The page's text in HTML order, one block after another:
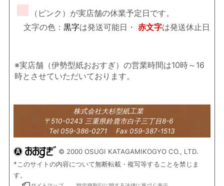
■
（ピンク）が実店舗の休業予定日です。
文字の色： 黒字は発送可能日・ 赤文字は発送休止日
※実店舗（伊勢型紙おおすぎ）の営業時間は10時～16
時とさせていただいております。
株式会社大杉型紙工業
〒510-0243 三重県鈴鹿市白子三丁目8-6
Tel 059-386-0271 Fax 059-387-1513
© 2000 OSUGI KATAGAMIKOGYO CO., LTD.
*このサイトの内容について無断転載・複写等することを禁じま
す。